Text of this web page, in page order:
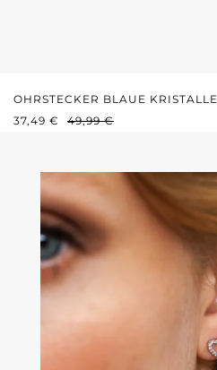
OHRSTECKER BLAUE KRISTALLE
VERKAUFSPREIS:
37,49 € REGULÄRER PREIS:
49,99 €